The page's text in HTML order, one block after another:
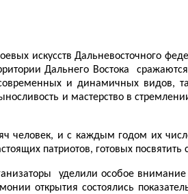
искусств Дальневосточного
Дальнего Востока
и динамичных
и мастерство в
и с каждым годом их
патриотов, готовых
уделили особое
открытия состоялись